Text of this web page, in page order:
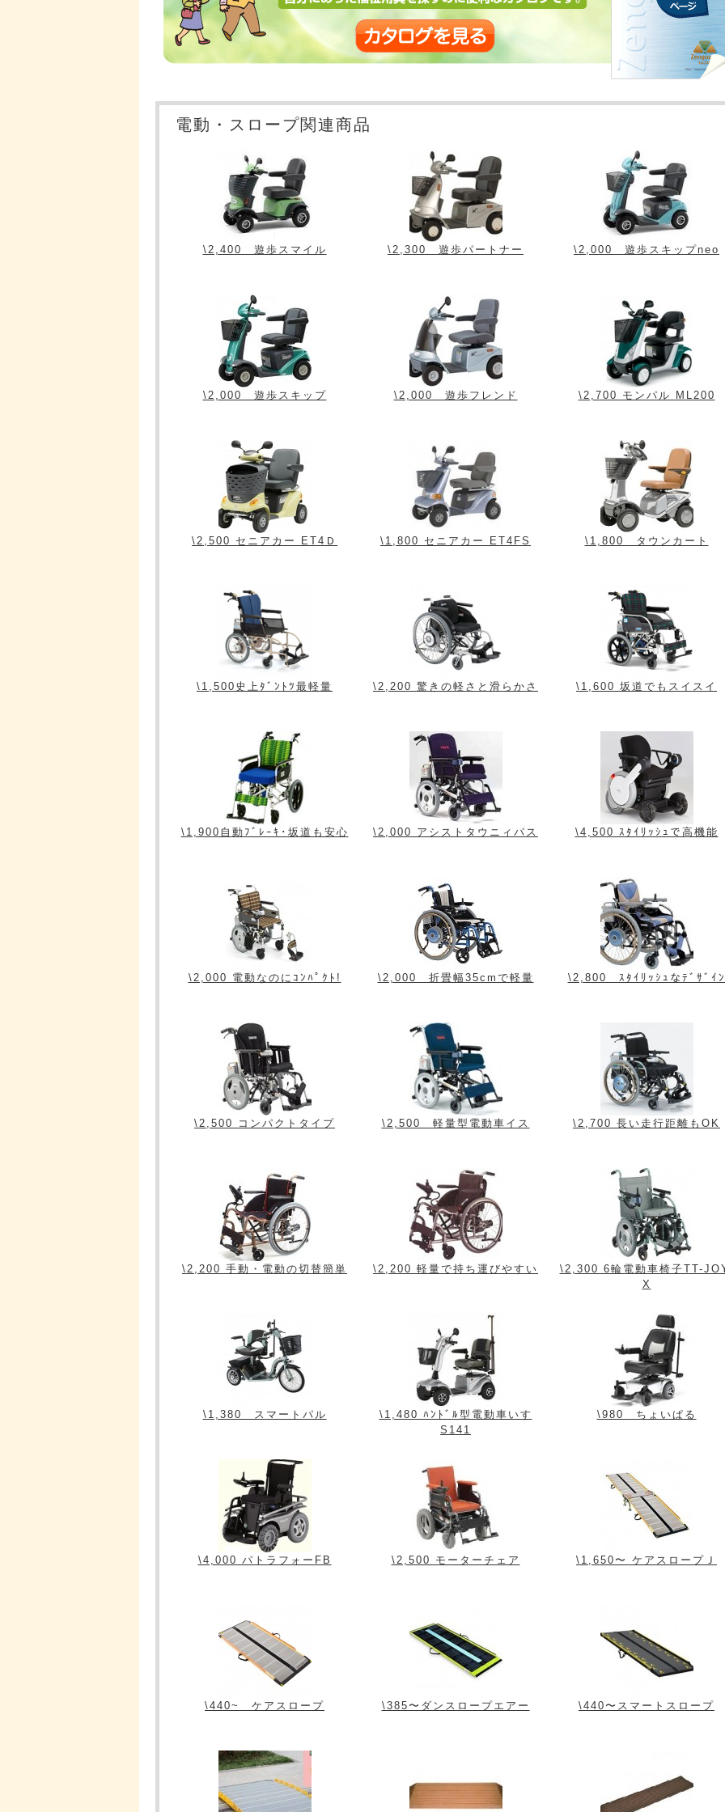
電動・スロープ関連商品
\2,400 遊歩スマイル \2,300 遊歩パートナー \2,000 遊歩スキップneo
\2,000 遊歩スキップ \2,000 遊歩フレンド \2,700 モンパル ML200
\2,500 セニアカー ET4Ｄ \1,800 セニアカー ET4FS \1,800 タウンカート
\1,500史上ﾀﾞﾝﾄﾂ最軽量 \2,200 驚きの軽さと滑らかさ \1,600 坂道でもスイスイ
\1,900自動ﾌﾞﾚｰｷ･坂道も安心 \2,000 アシストタウニィパス \4,500 ｽﾀｲﾘｯｼｭで高機能
\2,000 電動なのにｺﾝﾊﾟｸﾄ! \2,000 折畳幅35cmで軽量 \2,800 ｽﾀｲﾘｯｼｭなﾃﾞｻﾞｲﾝ
\2,500 コンパクトタイプ \2,500 軽量型電動車イス \2,700 長い走行距離もOK
\2,200 手動・電動の切替簡単 \2,200 軽量で持ち運びやすい
\2,300 6輪電動車椅子TT-
X
\1,380 スマートパル
\1,480 ﾊﾝﾄﾞﾙ型電動車いす
S141
\980 ちょいぱる
\4,000 パトラフォーFB \2,500 モーターチェア \1,650〜 ケアスロープＪ
\440~ ケアスロープ \385〜ダンスロープエアー \440〜スマートスロープ